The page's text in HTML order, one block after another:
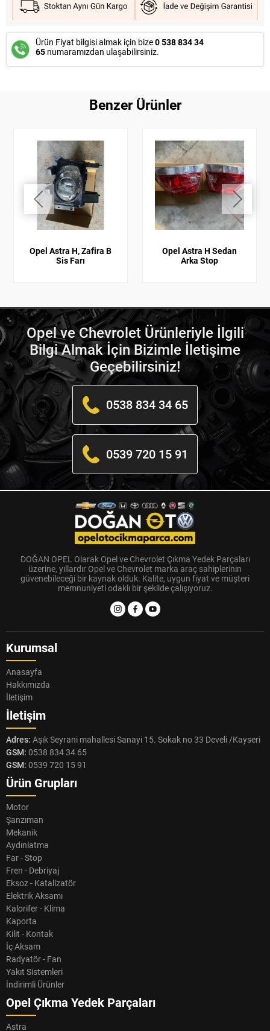
Ürün Fiyat bilgisi almak için bize0 538 834 34
65 numaramızdan ulaşabilirsiniz.
Benzer Ürünler
Opel Astra H, Zafira B
Sis Farı
Opel Astra H Sedan
Arka Stop
Opel ve Chevrolet Ürünleriyle İlgili
Bilgi Almak İçin Bizimle İletişime
Geçebilirsiniz!
0538 834 34 65
0539 720 15 91
DOĞAN OPEL Olarak Opel ve Chevrolet Çıkma Yedek Parçaları
üzerine, yıllardır Opel ve Chevrolet marka araç sahiplerinin
güvenebileceği bir kaynak olduk. Kalite, uygun fiyat ve müşteri
memnuniyeti odaklı bir şekilde çalışıyoruz.
Kurumsal
Anasayfa
Hakkımızda
İletişim
İletişim
Adres: Aşık Seyrani mahallesi Sanayi 15. Sokak no 33 Develi /Kayseri
GSM: 0538 834 34 65
GSM: 0539 720 15 91
Ürün Grupları
Motor
Şanzıman
Mekanik
Aydınlatma
Far - Stop
Fren - Debriyaj
Eksoz - Katalizatör
Elektrik Aksamı
Kalorifer - Klima
Kaporta
Kilit - Kontak
İç Aksam
Radyatör - Fan
Yakıt Sistemleri
İndirimli Ürünler
Opel Çıkma Yedek Parçaları
Astra